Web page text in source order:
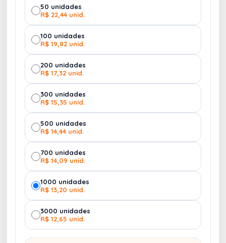
MARROM
Fazemos múltiplos envios (
Brasil)
50 unidades
R$ 22,44 unid.
100 unidades
R$ 19,82 unid.
200 unidades
R$ 17,32 unid.
300 unidades
R$ 15,35 unid.
500 unidades
R$ 14,44 unid.
700 unidades
R$ 14,09 unid.
1000 unidades
R$ 13,20 unid.
3000 unidades
R$ 12,65 unid.